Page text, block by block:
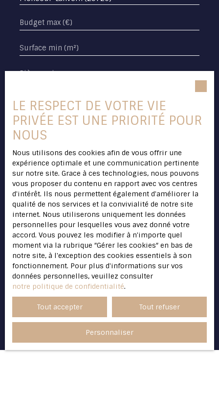
Budget max (€)
Surface min (m²)
Pièces min
personnelles conformément au RGPD. Si vous
ne souhaitez pas faire l'objet de prospection
commerciale par voie téléphonique, vous
pouvez vous inscrire gratuitement sur la liste
prévu par l'article L223-1 du code de la
consommation, sur le site Internet
www.bloctel.gouv.fr ou par courrier adressé à
:
Société Worldline, Service Bloctel, CS 61311,
41013 BLOIS CEDEX.
Pour en savoir plus sur le traitement de vos
données personnelles, veuillez consulter
notre politique de confidentialité.
Recevoir des annonces
LE RESPECT DE VOTRE VIE
PRIVÉE EST UNE PRIORITÉ POUR
NOUS
Nous utilisons des cookies afin de vous offrir une
expérience optimale et une communication pertinente
sur notre site. Grace à ces technologies, nous pouvons
vous proposer du contenu en rapport avec vos centres
d'intérêt. Ils nous permettent également d'améliorer la
qualité de nos services et la convivialité de notre site
internet. Nous utiliserons uniquement les données
personnelles pour lesquelles vous avez donné votre
accord. Vous pouvez les modifier à n'importe quel
moment via la rubrique ″Gérer les cookies″ en bas de
notre site, à l'exception des cookies essentiels à son
fonctionnement. Pour plus d'informations sur vos
données personnelles, veuillez consulter
notre politique de confidentialité.
Tout accepter Tout refuser
Personnaliser